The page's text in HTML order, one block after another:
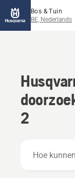
Bos & Tuin
BE, Nederlands
2
kunnen